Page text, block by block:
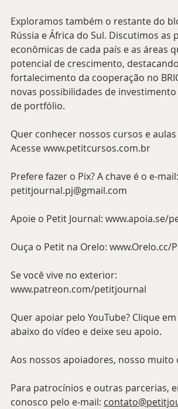
Exploramos também o restante do
Rússia e África do Sul. Discutimos as
econômicas de cada país e as áreas
potencial de crescimento,
fortalecimento da cooperação no
novas possibilidades de
de portfólio.
Quer conhecer nossos cursos e
Acesse www.petitcursos.com.br
Prefere fazer o Pix? A chave é o e-mail:
petitjournal.pj@gmail.com
Apoie o Petit Journal: www.apoia.se/
Ouça o Petit na Orelo: www.Orelo.cc/
Se você vive no exterior:
www.patreon.com/petitjournal
Quer apoiar pelo YouTube? Clique em
abaixo do vídeo e deixe seu apoio.
Aos nossos apoiadores, nosso muito
Para patrocínios e outras parcerias,
conosco pelo e-mail: